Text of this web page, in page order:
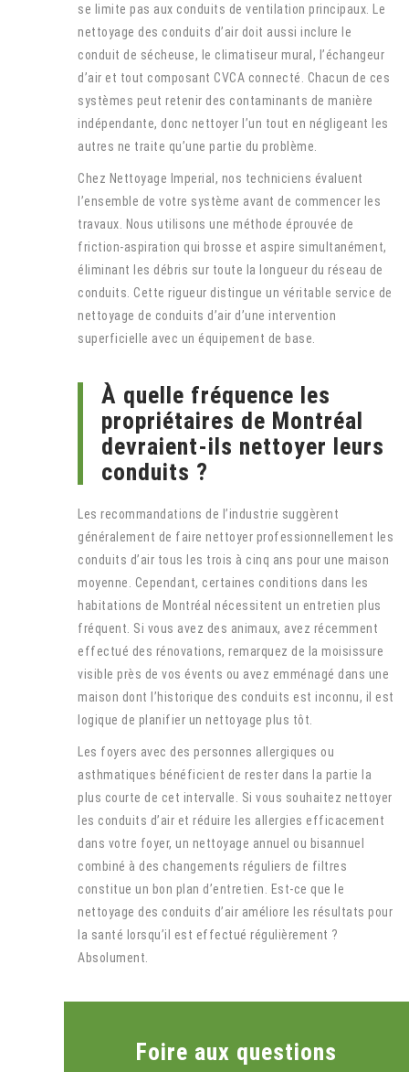
se limite pas aux conduits de ventilation principaux. Le
nettoyage des conduits d’air doit aussi inclure le
conduit de sécheuse, le climatiseur mural, l’échangeur
d’air et tout composant CVCA connecté. Chacun de ces
systèmes peut retenir des contaminants de manière
indépendante, donc nettoyer l’un tout en négligeant les
autres ne traite qu’une partie du problème.
Chez Nettoyage Imperial, nos techniciens évaluent
l’ensemble de votre système avant de commencer les
travaux. Nous utilisons une méthode éprouvée de
friction-aspiration qui brosse et aspire simultanément,
éliminant les débris sur toute la longueur du réseau de
conduits. Cette rigueur distingue un véritable service de
nettoyage de conduits d’air d’une intervention
superficielle avec un équipement de base.
À quelle fréquence les
propriétaires de Montréal
devraient-ils nettoyer leurs
conduits ?
Les recommandations de l’industrie suggèrent
généralement de faire nettoyer professionnellement les
conduits d’air tous les trois à cinq ans pour une maison
moyenne. Cependant, certaines conditions dans les
habitations de Montréal nécessitent un entretien plus
fréquent. Si vous avez des animaux, avez récemment
effectué des rénovations, remarquez de la moisissure
visible près de vos évents ou avez emménagé dans une
maison dont l’historique des conduits est inconnu, il est
logique de planifier un nettoyage plus tôt.
Les foyers avec des personnes allergiques ou
asthmatiques bénéficient de rester dans la partie la
plus courte de cet intervalle. Si vous souhaitez nettoyer
les conduits d’air et réduire les allergies efficacement
dans votre foyer, un nettoyage annuel ou bisannuel
combiné à des changements réguliers de filtres
constitue un bon plan d’entretien. Est-ce que le
nettoyage des conduits d’air améliore les résultats pour
la santé lorsqu’il est effectué régulièrement ?
Absolument.
Foire aux questions